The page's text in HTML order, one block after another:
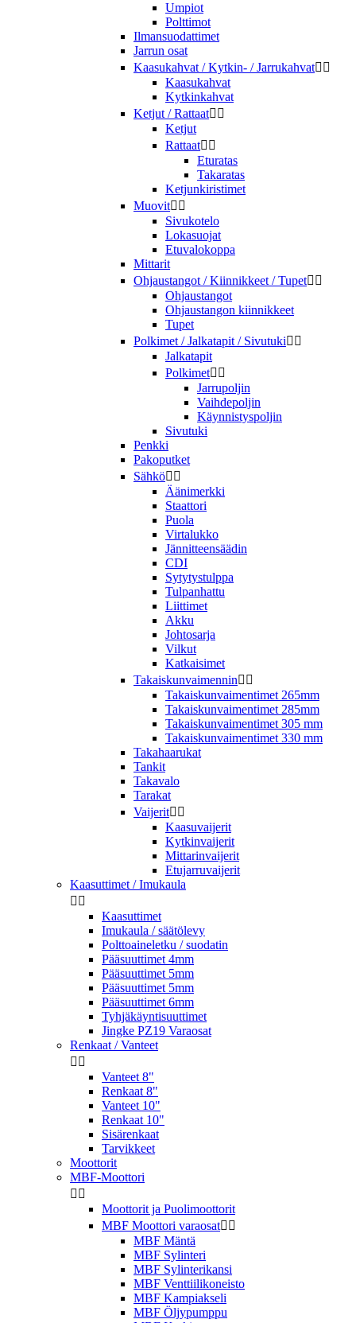
Umpiot
Polttimot
Ilmansuodattimet
Jarrun osat
Kaasukahvat / Kytkin- / Jarrukahvat 
Kaasukahvat
Kytkinkahvat
Ketjut / Rattaat 
Ketjut
Rattaat 
Eturatas
Takaratas
Ketjunkiristimet
Muovit 
Sivukotelo
Lokasuojat
Etuvalokoppa
Mittarit
Ohjaustangot / Kiinnikkeet / Tupet 
Ohjaustangot
Ohjaustangon kiinnikkeet
Tupet
Polkimet / Jalkatapit / Sivutuki 
Jalkatapit
Polkimet 
Jarrupoljin
Vaihdepoljin
Käynnistyspoljin
Sivutuki
Penkki
Pakoputket
Sähkö 
Äänimerkki
Staattori
Puola
Virtalukko
Jännitteensäädin
CDI
Sytytystulppa
Tulpanhattu
Liittimet
Akku
Johtosarja
Vilkut
Katkaisimet
Takaiskunvaimennin 
Takaiskunvaimentimet 265mm
Takaiskunvaimentimet 285mm
Takaiskunvaimentimet 305 mm
Takaiskunvaimentimet 330 mm
Takahaarukat
Tankit
Takavalo
Tarakat
Vaijerit 
Kaasuvaijerit
Kytkinvaijerit
Mittarinvaijerit
Etujarruvaijerit
Kaasuttimet / Imukaula
 
Kaasuttimet
Imukaula / säätölevy
Polttoaineletku / suodatin
Pääsuuttimet 4mm
Pääsuuttimet 5mm
Pääsuuttimet 5mm
Pääsuuttimet 6mm
Tyhjäkäyntisuuttimet
Jingke PZ19 Varaosat
Renkaat / Vanteet
 
Vanteet 8"
Renkaat 8"
Vanteet 10"
Renkaat 10"
Sisärenkaat
Tarvikkeet
Moottorit
MBF-Moottori
 
Moottorit ja Puolimoottorit
MBF Moottori varaosat 
MBF Mäntä
MBF Sylinteri
MBF Sylinterikansi
MBF Venttiilikoneisto
MBF Kampiakseli
MBF Öljypumppu